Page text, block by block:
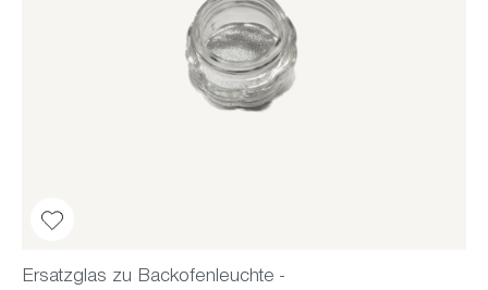
Ersatzglas zu Backofenleuchte -